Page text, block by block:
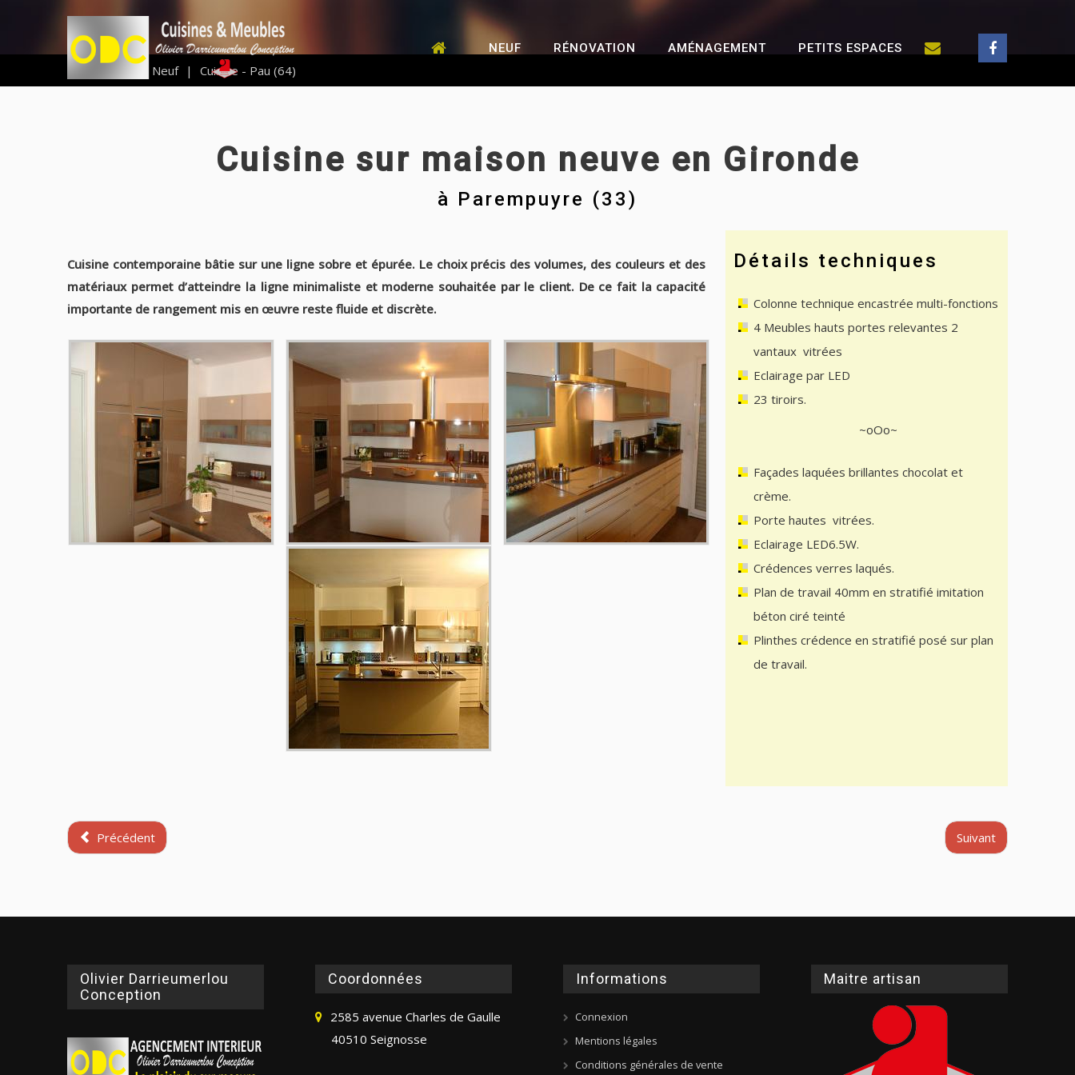
NEUF RÉNOVATION AMÉNAGEMENT PETITS ESPACES
Vous êtes ici : Neuf | Cuisine - Pau (64)
Cuisine sur maison neuve en Gironde
à Parempuyre (33)
Cuisine contemporaine bâtie sur une ligne sobre et épurée. Le choix précis des volumes, des couleurs et des
matériaux permet d’atteindre la ligne minimaliste et moderne souhaitée par le client. De ce fait la capacité
importante de rangement mis en œuvre reste fluide et discrète.
Détails techniques
Colonne technique encastrée multi-fonctions
4 Meubles hauts portes relevantes 2
vantaux vitrées
Eclairage par LED
23 tiroirs.
~oOo~
Façades laquées brillantes chocolat et
crème.
Porte hautes vitrées.
Eclairage LED6.5W.
Crédences verres laqués.
Plan de travail 40mm en stratifié imitation
béton ciré teinté
Plinthes crédence en stratifié posé sur plan
de travail.
Précédent Suivant
Olivier Darrieumerlou
Conception
Coordonnées
2585 avenue Charles de Gaulle
40510 Seignosse
Informations
Connexion
Mentions légales
Conditions générales de vente
Maitre artisan